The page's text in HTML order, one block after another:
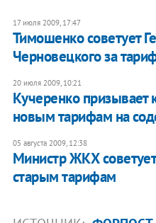
17 июля 2009, 17:47
Тимошенко советует
Черновецкого за
20 июля 2009, 10:21
Кучеренко призывает
новым тарифам на
05 августа 2009, 12:38
Министр ЖКХ
старым тарифам